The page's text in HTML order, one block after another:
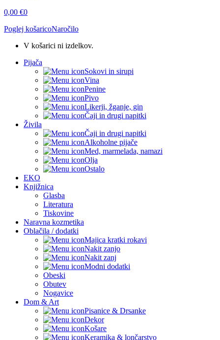
0,00 €0
Poglej košaricoNaročilo
V košarici ni izdelkov.
Pijača
Sokovi in sirupi
Vina
Penine
Pivo
Likerji, žganje, gin
Čaji in drugi napitki
Živila
Čaji in drugi napitki
Alkoholne pijače
Med, marmelada, namazi
Olja
Ostalo
EKO
Knjižnica
Glasba
Literatura
Tiskovine
Naravna kozmetika
Oblačila / dodatki
Majica kratki rokavi
Nakit zanjo
Nakit zanj
Modni dodatki
Obeski
Obutev
Nogavice
Dom & Art
Pisanice & Drsanke
Dekor
Košare
Keramika & lončarstvo